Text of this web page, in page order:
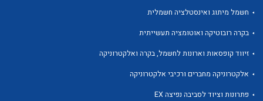
חשמל מיתוג ואינסטלציה חשמלית
בקרה רובוטיקה ואוטומציה תעשייתית
זיווד קופסאות וארונות לחשמל, בקרה ואלקטרוניקה
אלקטרוניקה מחברים ורכיבי אלקטרוניקה
פתרונות וציוד לסביבה נפיצה EX